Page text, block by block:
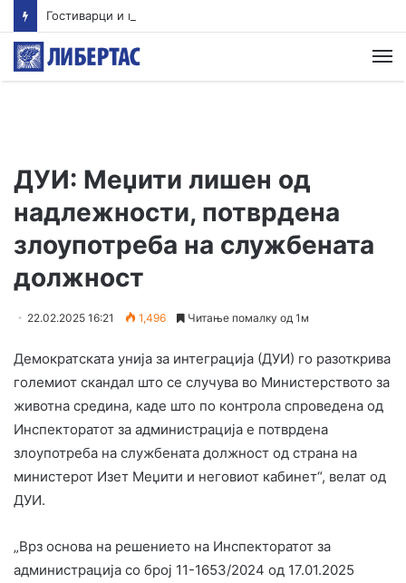
Гостиварци и натаму без пивка вода
ДУИ: Меџити лишен од
надлежности, потврдена
злоупотреба на службената
должност
22.02.2025 16:21 1,496 Читање помалку од 1м
Демократската унија за интеграција (ДУИ) го разоткрива
големиот скандал што се случува во Министерството за
животна средина, каде што по контрола спроведена од
Инспекторатот за администрација е потврдена
злоупотреба на службената должност од страна на
министерот Изет Меџити и неговиот кабинет“, велат од
ДУИ.
„Врз основа на решението на Инспекторатот за
администрација со број 11-1653/2024 од 17.01.2025